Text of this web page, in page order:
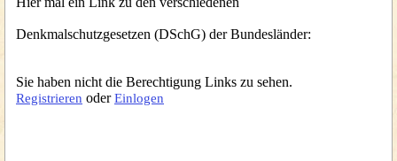
Denkmalschutzgesetzen (DSchG) der Bundesländer:
Sie haben nicht die Berechtigung Links zu sehen.
Registrieren oderEinlogen